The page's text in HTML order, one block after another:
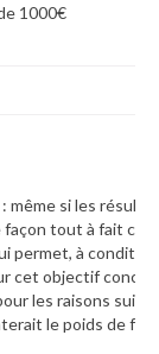
1000€
même si les
façon tout à fait
permet, à
cet objectif
les raisons
le poids de